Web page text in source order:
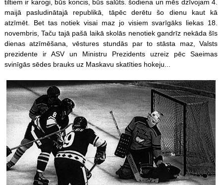
tiltiem ir karogi, būs koncis, būs salūts. šodiena un mēs dzīvojam 4.
maijā pasludinātajā republikā, tāpēc derētu šo dienu kaut kā
atzīmēt. Bet tas notiek visai maz jo visiem svarīgāks liekas 18.
novembris, Taču tajā pašā laikā skolās nenotiek gandrīz nekāda šīs
dienas atzīmēšana, vēstures stundās par to stāsta maz, Valsts
prezidente ir ASV un Ministru Prezidents uzreiz pēc Saeimas
svinīgās sēdes brauks uz Maskavu skatīties hokeju...